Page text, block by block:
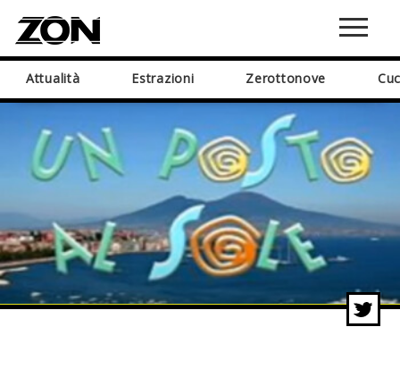
Attualità Estrazioni Zerottonove